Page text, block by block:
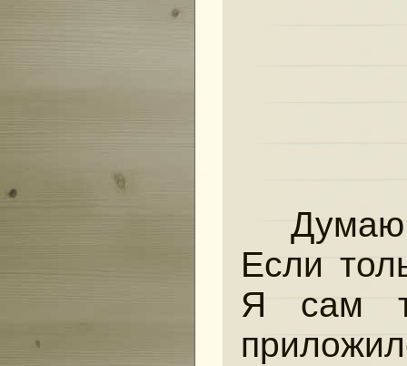
Если
Я сам